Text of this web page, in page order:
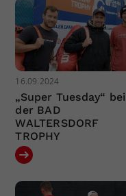
16.09.2024
„Super Tuesday“ bei
der BAD
WALTERSDORF
TROPHY